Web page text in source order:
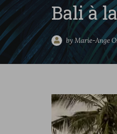
Bali à
by Marie-Ange